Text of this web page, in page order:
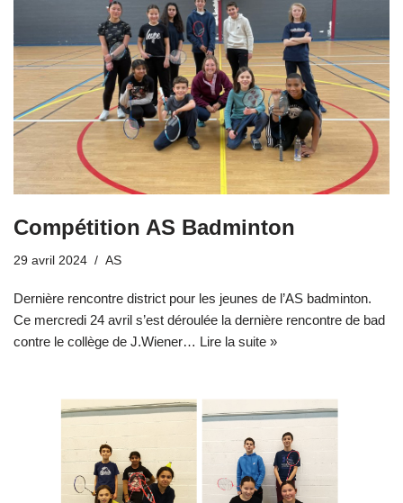
Compétition AS Badminton
29 avril 2024 AS
Dernière rencontre district pour les jeunes de l’AS badminton.
Ce mercredi 24 avril s’est déroulée la dernière rencontre de bad
contre le collège de J.Wiener… Lire la suite »